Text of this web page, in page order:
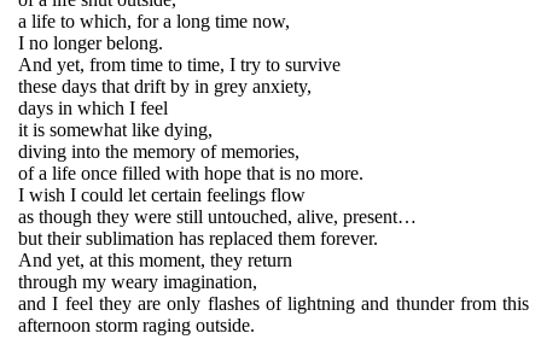
a life to which, for a long time now,
I no longer belong.
And yet, from time to time, I try to survive
these days that drift by in grey anxiety,
days in which I feel
it is somewhat like dying,
diving into the memory of memories,
of a life once filled with hope that is no more.
I wish I could let certain feelings flow
as though they were still untouched, alive, present…
but their sublimation has replaced them forever.
And yet, at this moment, they return
through my weary imagination,
and I feel they are only flashes of lightning and thunder from this
afternoon storm raging outside.